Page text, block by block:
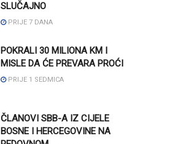
SLUČAJNO
PRIJE 7 DANA
POKRALI 30 MILIONA KM I
MISLE DA ĆE PREVARA PROĆI
PRIJE 1 SEDMICA
ČLANOVI SBB-A IZ CIJELE
BOSNE I HERCEGOVINE NA